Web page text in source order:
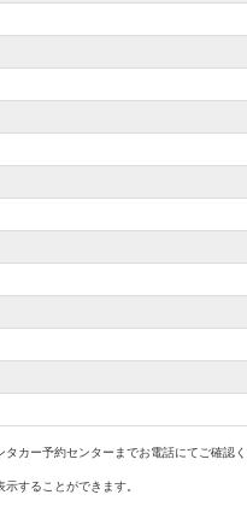
ー予約センターまでお電話にてご確認
することができます。